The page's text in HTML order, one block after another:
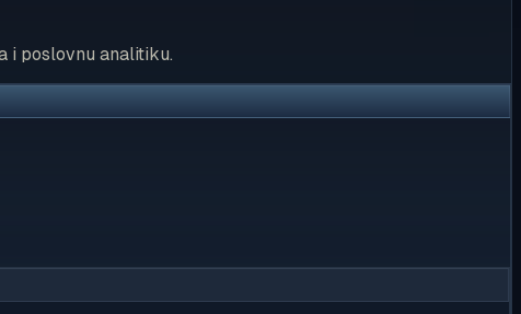
i poslovnu analitiku.